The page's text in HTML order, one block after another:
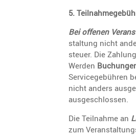
5.
Bei offenen
stal­tung nicht
steuer. Die
Werden
Service­ge­bühren
nicht anders
ausgeschlossen.
Die Teilnahme an
zum